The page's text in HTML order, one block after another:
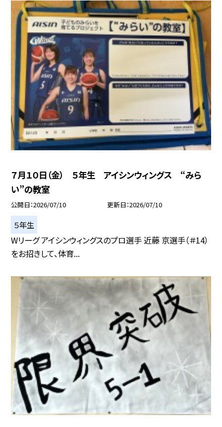
７月１０日（金） ５年生 アイシンウィングス “みら
い”の教室
公開日 2026/07/10 更新日 2026/07/10
５年生
Wリーグ アイシンウィングスのプロ選手 近藤 京選手（＃14）
をお招きして、体育...